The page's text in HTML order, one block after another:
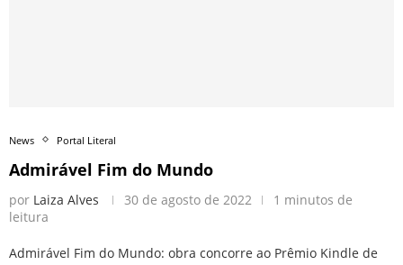
News Portal Literal
Admirável Fim do Mundo
por Laiza Alves 30 de agosto de 2022
1 minutos de
leitura
Admirável Fim do Mundo: obra concorre ao Prêmio Kindle de